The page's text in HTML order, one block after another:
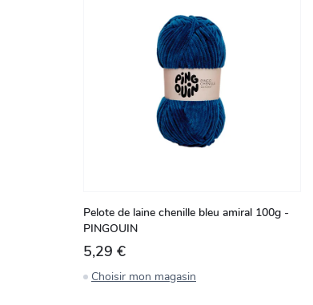
Pelote de laine chenille bleu amiral 100g -
PINGOUIN
5,29 €
Choisir mon magasin